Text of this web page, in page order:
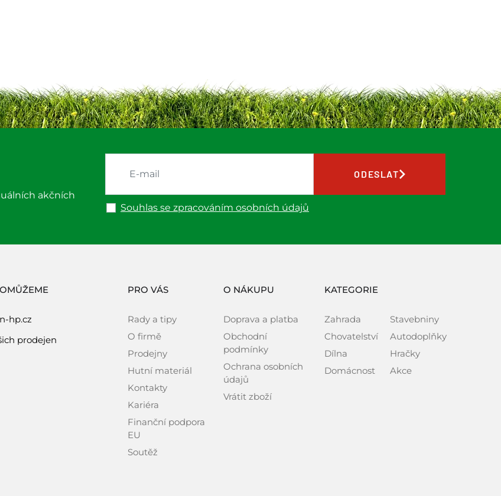
akčních
Souhlas se zpracováním osobních údajů
ODESLAT
hp.cz
prodejen
PRO VÁS
Rady a tipy
O firmě
Prodejny
Hutní materiál
Kontakty
Kariéra
Finanční podpora
EU
Soutěž
O NÁKUPU
Doprava a platba
Obchodní
podmínky
Ochrana osobních
údajů
Vrátit zboží
KATEGORIE
Zahrada
Chovatelství
Dílna
Domácnost
Stavebniny
Autodoplňky
Hračky
Akce